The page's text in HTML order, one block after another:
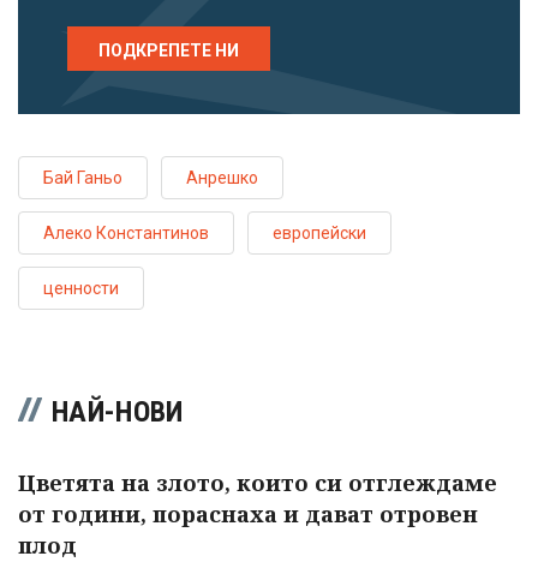
ПОДКРЕПЕТЕ НИ
Бай Ганьо Анрешко
Алеко Константинов европейски
ценности
НАЙ-НОВИ
Цветята на злото, които си отглеждаме
от години, пораснаха и дават отровен
плод